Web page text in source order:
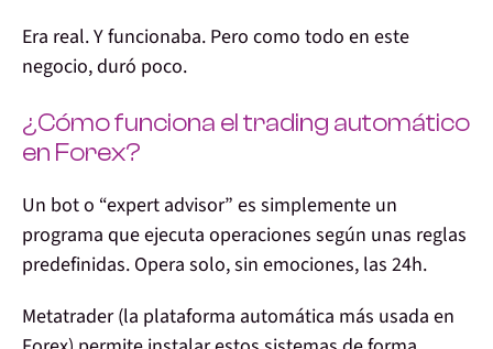
Era real. Y funcionaba. Pero como todo en este
negocio, duró poco.
¿Cómo funciona el trading automático
en Forex?
Un bot o “expert advisor” es simplemente un
programa que ejecuta operaciones según unas reglas
predefinidas. Opera solo, sin emociones, las 24h.
Metatrader (la plataforma automática más usada en